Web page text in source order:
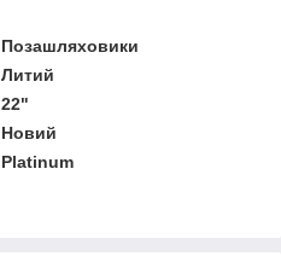
Позашляховики
Литий
22"
Новий
Platinum